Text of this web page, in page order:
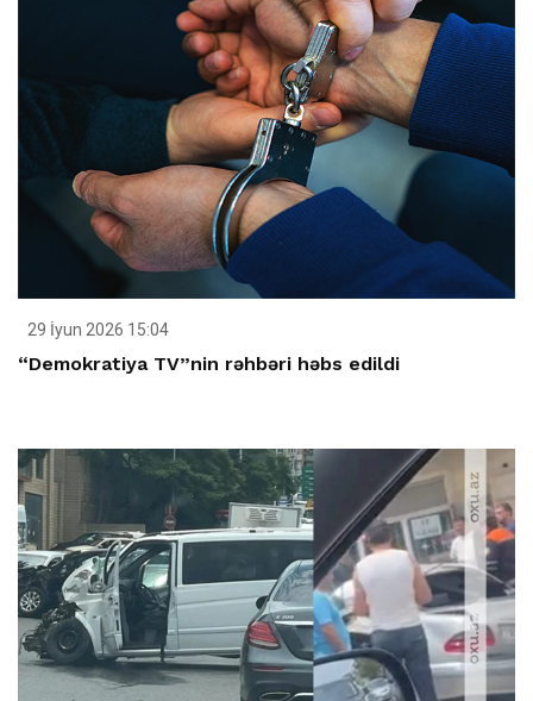
29 İyun 2026 15:04
“Demokratiya TV”nin rəhbəri həbs edildi